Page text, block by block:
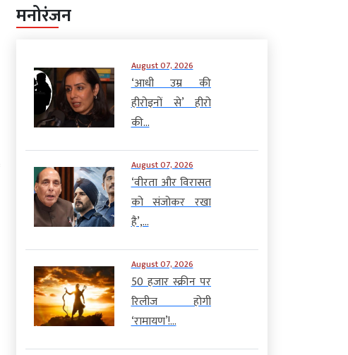
मनोरंजन
August 07, 2026
‘आधी उम्र की
हीरोइनों से’ हीरो
की...
August 07, 2026
‘वीरता और विरासत
को संजोकर रखा
है’,...
August 07, 2026
50 हजार स्क्रीन पर
रिलीज होगी
‘रामायण’!...